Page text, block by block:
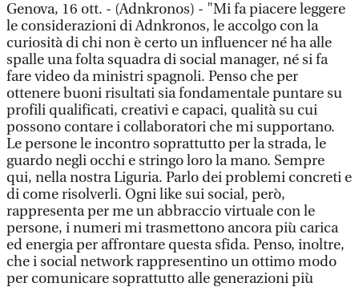
Genova, 16 ott. - (Adnkronos) - "Mi fa piacere leggere
le considerazioni di Adnkronos, le accolgo con la
curiosità di chi non è certo un influencer né ha alle
spalle una folta squadra di social manager, né si fa
fare video da ministri spagnoli. Penso che per
ottenere buoni risultati sia fondamentale puntare su
profili qualificati, creativi e capaci, qualità su cui
possono contare i collaboratori che mi supportano.
Le persone le incontro soprattutto per la strada, le
guardo negli occhi e stringo loro la mano. Sempre
qui, nella nostra Liguria. Parlo dei problemi concreti e
di come risolverli. Ogni like sui social, però,
rappresenta per me un abbraccio virtuale con le
persone, i numeri mi trasmettono ancora più carica
ed energia per affrontare questa sfida. Penso, inoltre,
che i social network rappresentino un ottimo modo
per comunicare soprattutto alle generazioni più